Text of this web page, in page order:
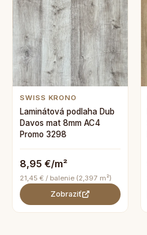
SWISS KRONO
Laminátová podlaha Dub
Davos mat 8mm AC4
Promo 3298
8,95 €/m²
21,45 € / balenie (2,397 m²)
Zobraziť